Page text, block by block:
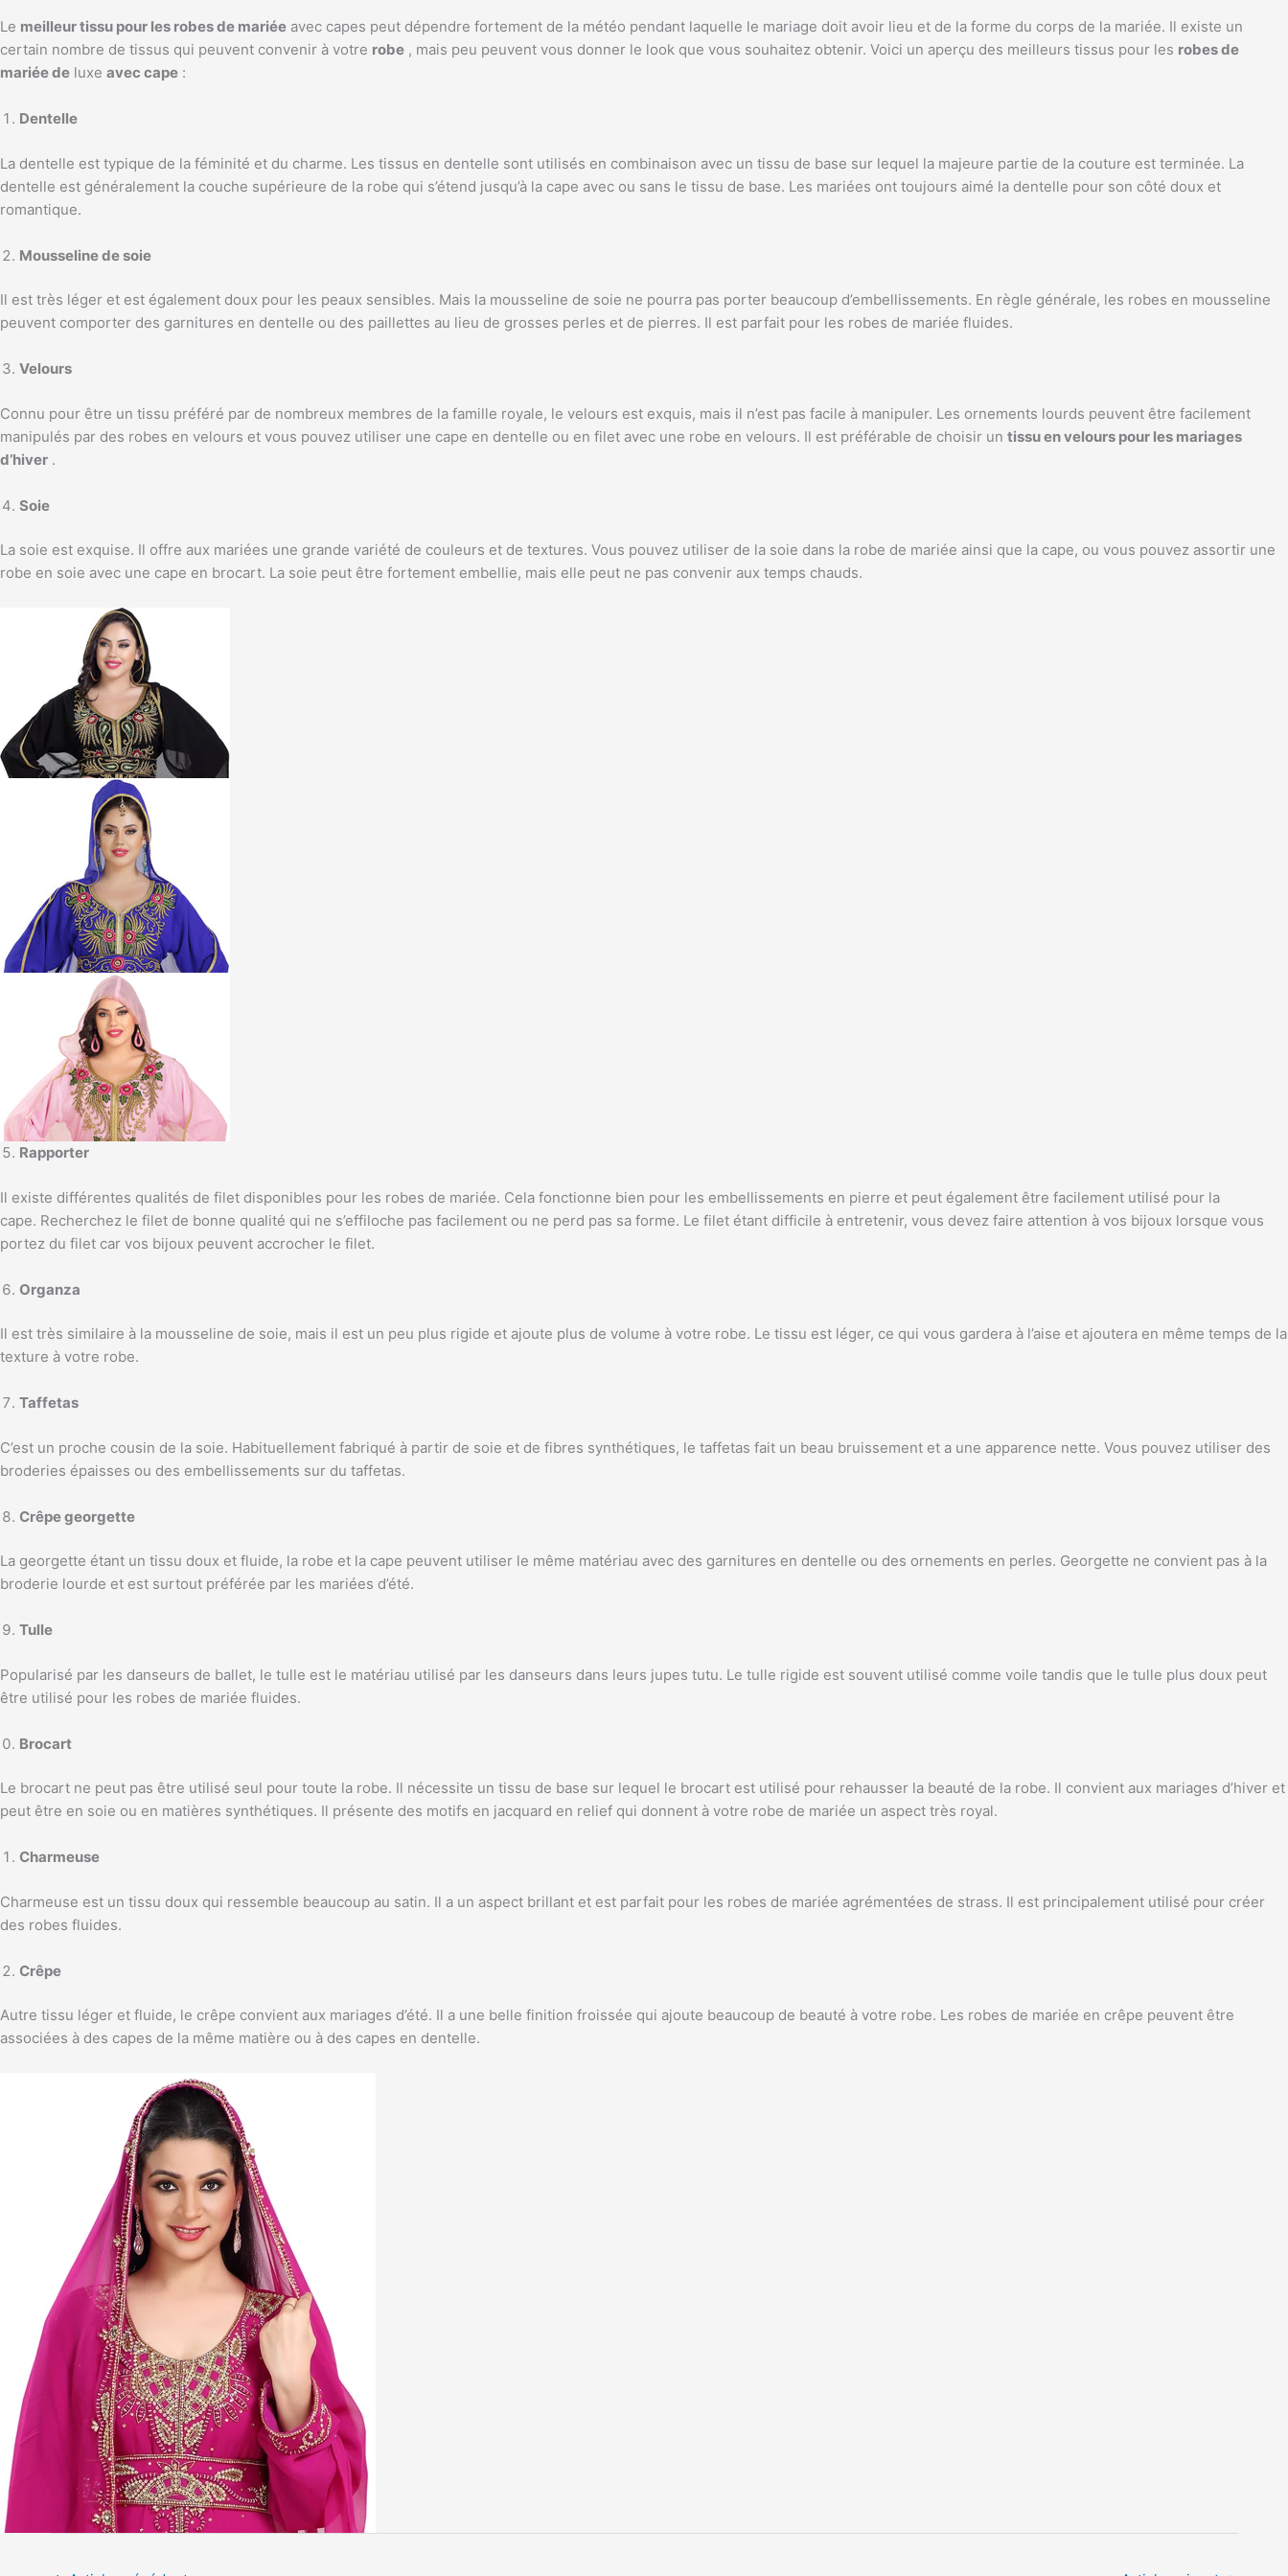
Le meilleur tissu pour les robes de mariée avec capes peut dépendre fortement de la météo pendant laquelle le mariage doit avoir lieu et de la forme du corps de la mariée. Il existe un
certain nombre de tissus qui peuvent convenir à votre robe , mais peu peuvent vous donner le look que vous souhaitez obtenir. Voici un aperçu des meilleurs tissus pour les robes de
mariée de luxe avec cape :
Dentelle
La dentelle est typique de la féminité et du charme. Les tissus en dentelle sont utilisés en combinaison avec un tissu de base sur lequel la majeure partie de la couture est terminée. La
dentelle est généralement la couche supérieure de la robe qui s’étend jusqu’à la cape avec ou sans le tissu de base. Les mariées ont toujours aimé la dentelle pour son côté doux et
romantique.
Mousseline de soie
Il est très léger et est également doux pour les peaux sensibles. Mais la mousseline de soie ne pourra pas porter beaucoup d’embellissements. En règle générale, les robes en mousseline
peuvent comporter des garnitures en dentelle ou des paillettes au lieu de grosses perles et de pierres. Il est parfait pour les robes de mariée fluides.
Velours
Connu pour être un tissu préféré par de nombreux membres de la famille royale, le velours est exquis, mais il n’est pas facile à manipuler. Les ornements lourds peuvent être facilement
manipulés par des robes en velours et vous pouvez utiliser une cape en dentelle ou en filet avec une robe en velours. Il est préférable de choisir un tissu en velours pour les mariages
d’hiver .
Soie
La soie est exquise. Il offre aux mariées une grande variété de couleurs et de textures. Vous pouvez utiliser de la soie dans la robe de mariée ainsi que la cape, ou vous pouvez assortir une
robe en soie avec une cape en brocart. La soie peut être fortement embellie, mais elle peut ne pas convenir aux temps chauds.
Rapporter
Il existe différentes qualités de filet disponibles pour les robes de mariée. Cela fonctionne bien pour les embellissements en pierre et peut également être facilement utilisé pour la
cape. Recherchez le filet de bonne qualité qui ne s’effiloche pas facilement ou ne perd pas sa forme. Le filet étant difficile à entretenir, vous devez faire attention à vos bijoux lorsque vous
portez du filet car vos bijoux peuvent accrocher le filet.
Organza
Il est très similaire à la mousseline de soie, mais il est un peu plus rigide et ajoute plus de volume à votre robe. Le tissu est léger, ce qui vous gardera à l’aise et ajoutera en même temps de la
texture à votre robe.
Taffetas
C’est un proche cousin de la soie. Habituellement fabriqué à partir de soie et de fibres synthétiques, le taffetas fait un beau bruissement et a une apparence nette. Vous pouvez utiliser des
broderies épaisses ou des embellissements sur du taffetas.
Crêpe georgette
La georgette étant un tissu doux et fluide, la robe et la cape peuvent utiliser le même matériau avec des garnitures en dentelle ou des ornements en perles. Georgette ne convient pas à la
broderie lourde et est surtout préférée par les mariées d’été.
Tulle
Popularisé par les danseurs de ballet, le tulle est le matériau utilisé par les danseurs dans leurs jupes tutu. Le tulle rigide est souvent utilisé comme voile tandis que le tulle plus doux peut
être utilisé pour les robes de mariée fluides.
Brocart
Le brocart ne peut pas être utilisé seul pour toute la robe. Il nécessite un tissu de base sur lequel le brocart est utilisé pour rehausser la beauté de la robe. Il convient aux mariages d’hiver et
peut être en soie ou en matières synthétiques. Il présente des motifs en jacquard en relief qui donnent à votre robe de mariée un aspect très royal.
Charmeuse
Charmeuse est un tissu doux qui ressemble beaucoup au satin. Il a un aspect brillant et est parfait pour les robes de mariée agrémentées de strass. Il est principalement utilisé pour créer
des robes fluides.
Crêpe
Autre tissu léger et fluide, le crêpe convient aux mariages d’été. Il a une belle finition froissée qui ajoute beaucoup de beauté à votre robe. Les robes de mariée en crêpe peuvent être
associées à des capes de la même matière ou à des capes en dentelle.